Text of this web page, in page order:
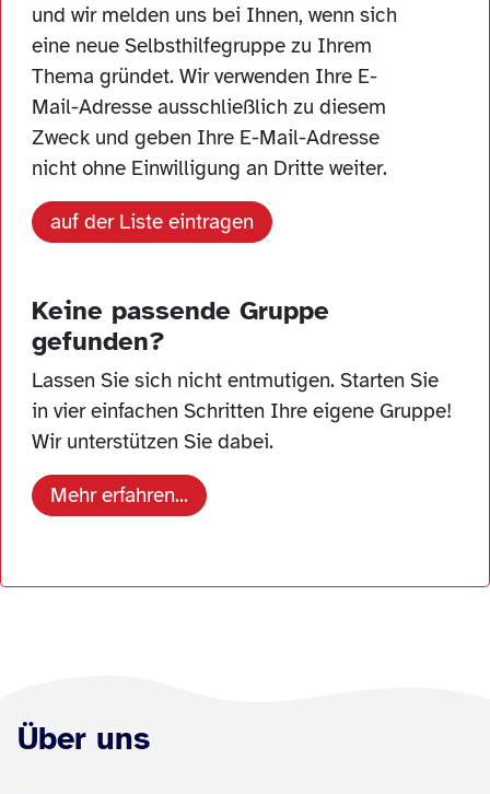
und wir melden uns bei Ihnen, wenn sich
eine neue Selbsthilfegruppe zu Ihrem
Thema gründet. Wir verwenden Ihre E-
Mail-Adresse ausschließlich zu diesem
Zweck und geben Ihre E-Mail-Adresse
nicht ohne Einwilligung an Dritte weiter.
auf der Liste eintragen
Keine passende Gruppe
gefunden?
Lassen Sie sich nicht entmutigen. Starten Sie
in vier einfachen Schritten Ihre eigene Gruppe!
Wir unterstützen Sie dabei.
Mehr erfahren...
Über uns